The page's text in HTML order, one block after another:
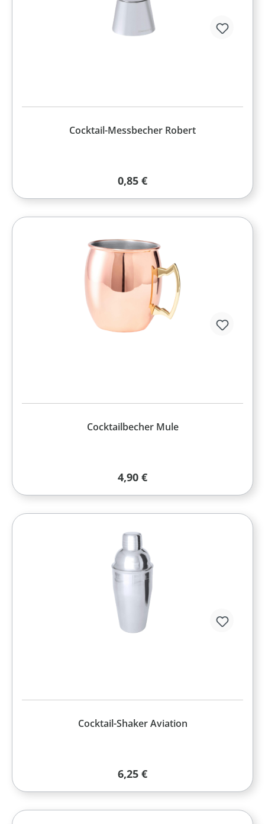
Cocktail-Messbecher Robert
Regulärer Preis:
0,85 €
Cocktailbecher Mule
Regulärer Preis:
4,90 €
Cocktail-Shaker Aviation
Regulärer Preis:
6,25 €